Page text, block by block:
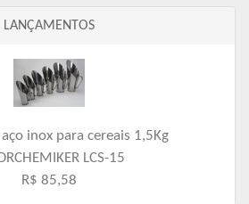
LANÇAMENTOS
inox para cereais 1,5Kg
LCS-15
R$ 85,58